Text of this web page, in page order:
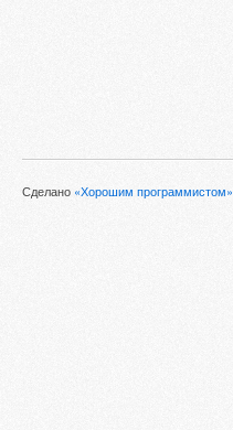
Сделано «Хорошим программистом»